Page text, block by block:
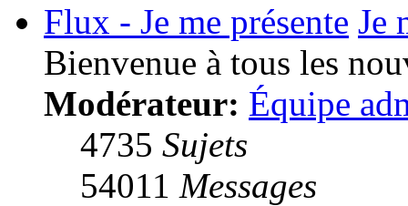
Flux - Je me présente Je
Bienvenue à tous les
Modérateur: Équipe
4735 Sujets
54011 Messages